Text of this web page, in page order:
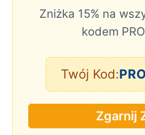
Zniżka 15% na
kodem
Twój Kod:
Zgarnij